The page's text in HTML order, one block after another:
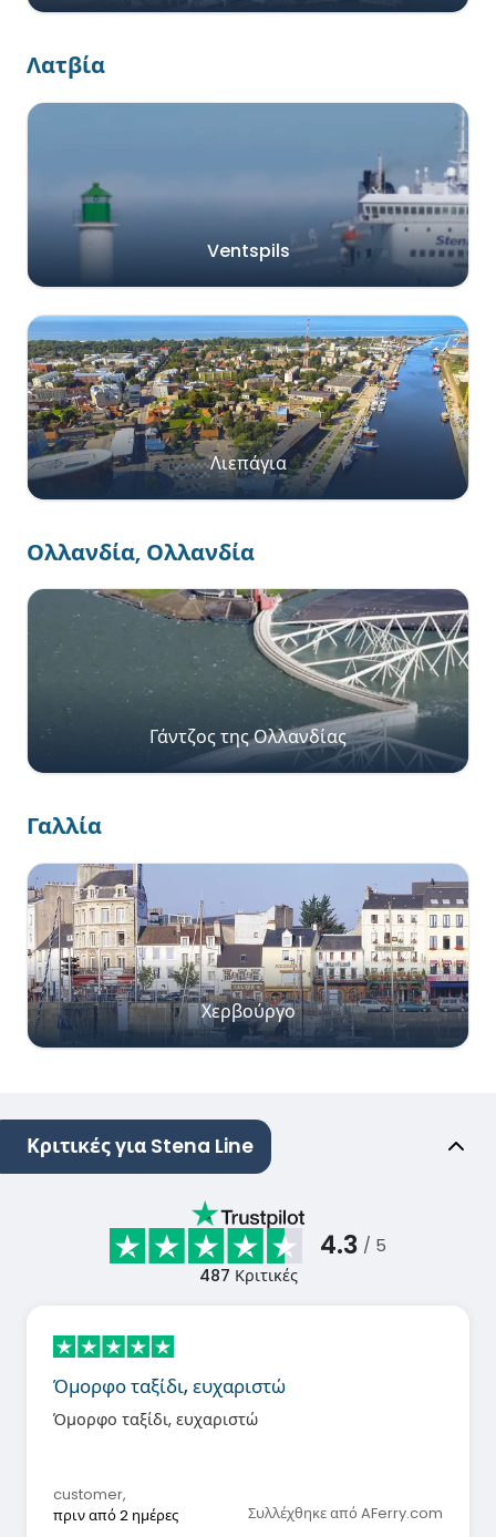
Λατβία
Ventspils
Λιεπάγια
Ολλανδία, Ολλανδία
Γάντζος της Ολλανδίας
Γαλλία
Χερβούργο
Κριτικές για Stena Line
4.3 / 5
487 Κριτικές
Όμορφο ταξίδι, ευχαριστώ
Όμορφο ταξίδι, ευχαριστώ
customer,
πριν από 2 ημέρες
Συλλέχθηκε από AFerry.com